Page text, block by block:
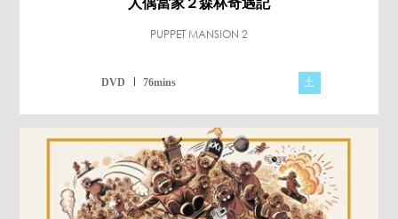
PUPPET MANSION 2
DVD 76mins 土